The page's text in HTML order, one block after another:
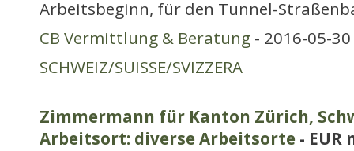
Arbeitsbeginn, für den Tunnel-
CB Vermittlung & Beratung - 2016-05-
SCHWEIZ/SUISSE/SVIZZERA
Zimmermann für Kanton Zürich,
Arbeitsort: diverse Arbeitsorte -